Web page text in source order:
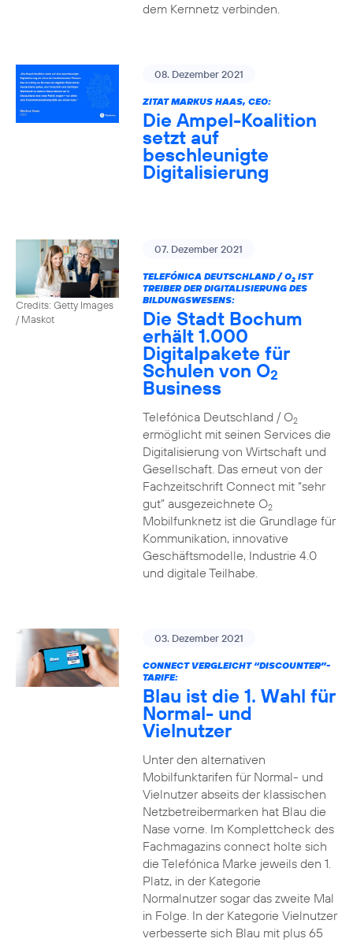
dem Kernnetz verbinden.
08. Dezember 2021
ZITAT MARKUS HAAS, CEO:
Die Ampel-Koalition
setzt auf
beschleunigte
Digitalisierung
Credits: Getty Images
/ Maskot
07. Dezember 2021
TELEFÓNICA DEUTSCHLAND / O2IST
TREIBER DER DIGITALISIERUNG DES
BILDUNGSWESENS:
Die Stadt Bochum
erhält 1.000
Digitalpakete für
Schulen von O2
Business
Telefónica Deutschland / O2
ermöglicht mit seinen Services die
Digitalisierung von Wirtschaft und
Gesellschaft. Das erneut von der
Fachzeitschrift Connect mit “sehr
gut” ausgezeichnete O2
Mobilfunknetz ist die Grundlage für
Kommunikation, innovative
Geschäftsmodelle, Industrie 4.0
und digitale Teilhabe.
03. Dezember 2021
CONNECT VERGLEICHT “DISCOUNTER”-
TARIFE:
Blau ist die 1. Wahl für
Normal- und
Vielnutzer
Unter den alternativen
Mobilfunktarifen für Normal- und
Vielnutzer abseits der klassischen
Netzbetreibermarken hat Blau die
Nase vorne. Im Komplettcheck des
Fachmagazins connect holte sich
die Telefónica Marke jeweils den 1.
Platz, in der Kategorie
Normalnutzer sogar das zweite Mal
in Folge. In der Kategorie Vielnutzer
verbesserte sich Blau mit plus 65